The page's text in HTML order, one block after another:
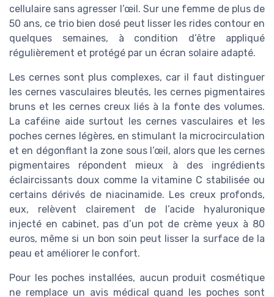
cellulaire sans agresser l’œil. Sur une femme de plus de
50 ans, ce trio bien dosé peut lisser les rides contour en
quelques semaines, à condition d’être appliqué
régulièrement et protégé par un écran solaire adapté.
Les cernes sont plus complexes, car il faut distinguer
les cernes vasculaires bleutés, les cernes pigmentaires
bruns et les cernes creux liés à la fonte des volumes.
La caféine aide surtout les cernes vasculaires et les
poches cernes légères, en stimulant la microcirculation
et en dégonflant la zone sous l’œil, alors que les cernes
pigmentaires répondent mieux à des ingrédients
éclaircissants doux comme la vitamine C stabilisée ou
certains dérivés de niacinamide. Les creux profonds,
eux, relèvent clairement de l’acide hyaluronique
injecté en cabinet, pas d’un pot de crème yeux à 80
euros, même si un bon soin peut lisser la surface de la
peau et améliorer le confort.
Pour les poches installées, aucun produit cosmétique
ne remplace un avis médical quand les poches sont